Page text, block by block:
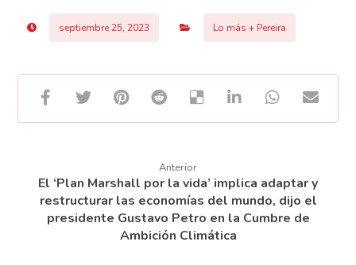
septiembre 25, 2023 Lo más + Pereira
Anterior
El ‘Plan Marshall por la vida’ implica adaptar y
restructurar las economías del mundo, dijo el
presidente Gustavo Petro en la Cumbre de
Ambición Climática